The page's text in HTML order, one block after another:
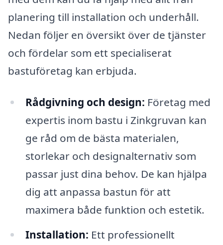
planering till installation och underhåll.
Nedan följer en översikt över de tjänster
och fördelar som ett specialiserat
bastuföretag kan erbjuda.
Rådgivning och design: Företag med
expertis inom bastu i Zinkgruvan kan
ge råd om de bästa materialen,
storlekar och designalternativ som
passar just dina behov. De kan hjälpa
dig att anpassa bastun för att
maximera både funktion och estetik.
Installation: Ett professionellt